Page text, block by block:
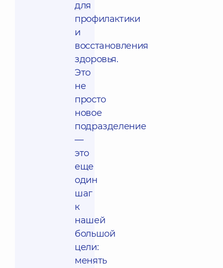
для
профилактики
и
восстановления
здоровья.
Это
не
просто
новое
подразделение
—
это
еще
один
шаг
к
нашей
большой
цели:
менять